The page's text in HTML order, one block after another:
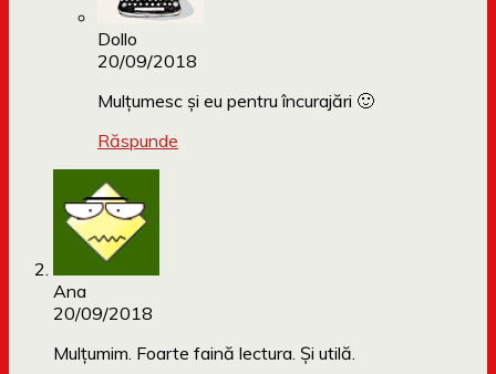
Dollo
20/09/2018
Mulțumesc și eu pentru încurajări 🙂
Răspunde
Ana
20/09/2018
Mulțumim. Foarte faină lectura. Și utilă.